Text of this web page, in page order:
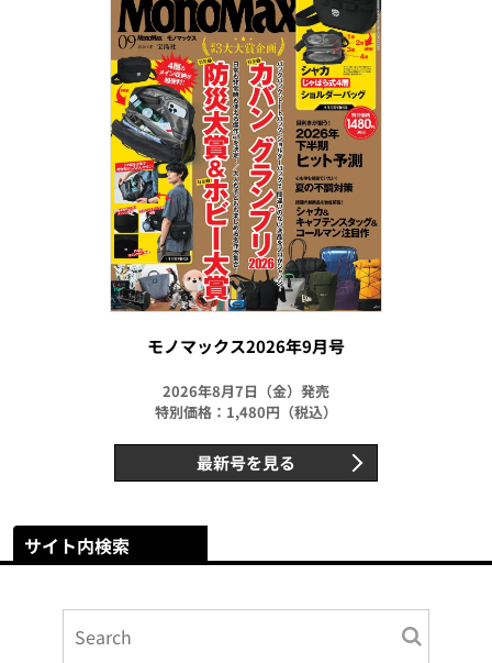
モノマックス2026年9月号
2026年8月7日（金）発売
特別価格：1,480円（税込）
最新号を見る
サイト内検索